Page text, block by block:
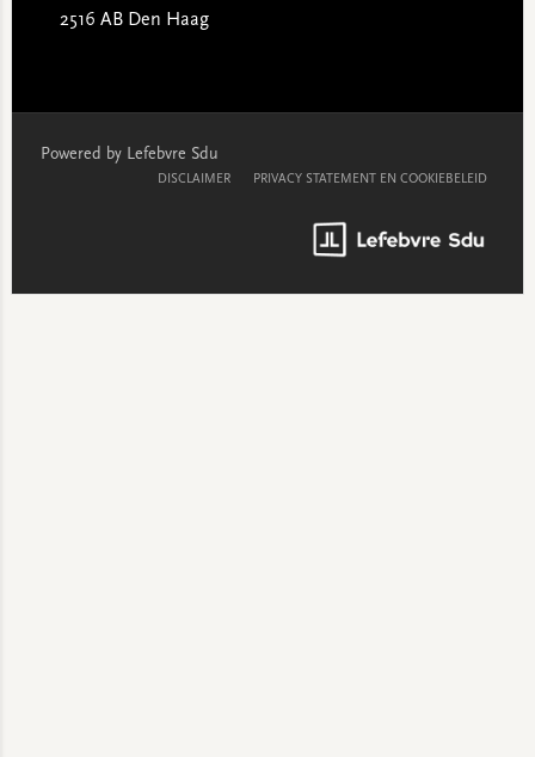
2516 AB Den Haag
Powered by Lefebvre Sdu
DISCLAIMER PRIVACY STATEMENT EN COOKIEBELEID